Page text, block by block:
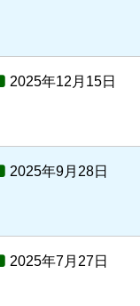
2025年12月15日
2025年9月28日
2025年7月27日